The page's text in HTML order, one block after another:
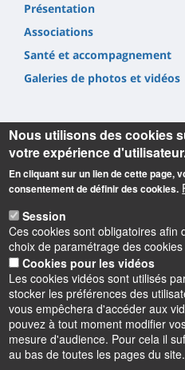
Présentation
Associations
Santé et accompagnement
Galeries de photos et vidéos
Informations
Université d'Orléans
Faculté Droit, Économie,
Rue de Blois BP 26739
45067 Orléans cedex 2
Accueil : 02 38 41 70 31
Courriel :accueil.deg@univ-
Nous utilisons des cookies
votre expérience
En cliquant sur un lien de cette page,
consentement de définir des cookies.
Session
Ces cookies sont obligatoires afin
choix de paramétrage des
Cookies pour les vidéos
Les cookies vidéos sont utilisés
stocker les préférences des
vous empêchera d'accéder aux
pouvez à tout moment modifier
mesure d'audience. Pour cela il
au bas de toutes les pages du site.